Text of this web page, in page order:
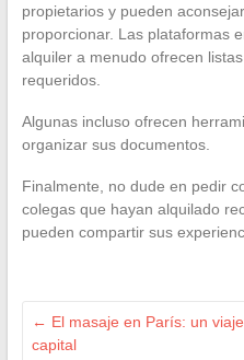
propietarios y pueden
proporcionar. Las plataformas
alquiler a menudo ofrecen
requeridos.
Algunas incluso ofrecen
organizar sus documentos.
Finalmente, no dude en pedir
colegas que hayan alquilado
pueden compartir sus
← El masaje en París: un
capital